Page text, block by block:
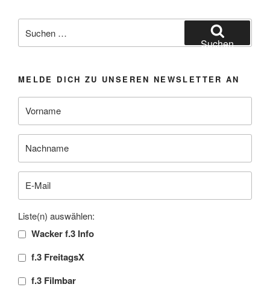
nach:
Suchen
MELDE DICH ZU UNSEREN NEWSLETTER AN
Liste(n) auswählen:
Wacker f.3 Info
f.3 FreitagsX
f.3 Filmbar